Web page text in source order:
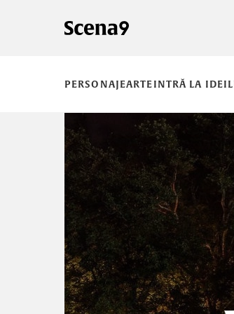
PERSONAJEARTEINTRĂ LA IDEI